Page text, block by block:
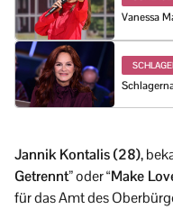
Vanessa
Jannik Kontalis (28),
Getrennt”oder“Make
für das Amt des